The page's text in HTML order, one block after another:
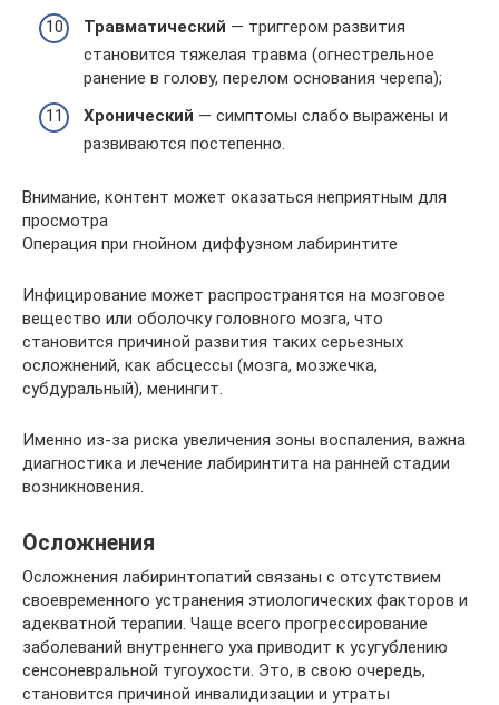
Травматический — триггером развития
становится тяжелая травма (огнестрельное
ранение в голову, перелом основания черепа);
Хронический — симптомы слабо выражены и
развиваются постепенно.
Внимание, контент может оказаться неприятным для
просмотра
Операция при гнойном диффузном лабиринтите
Инфицирование может распространятся на мозговое
вещество или оболочку головного мозга, что
становится причиной развития таких серьезных
осложнений, как абсцессы (мозга, мозжечка,
субдуральный), менингит.
Именно из-за риска увеличения зоны воспаления, важна
диагностика и лечение лабиринтита на ранней стадии
возникновения.
Осложнения
Осложнения лабиринтопатий связаны с отсутствием
своевременного устранения этиологических факторов и
адекватной терапии. Чаще всего прогрессирование
заболеваний внутреннего уха приводит к усугублению
сенсоневральной тугоухости. Это, в свою очередь,
становится причиной инвалидизации и утраты